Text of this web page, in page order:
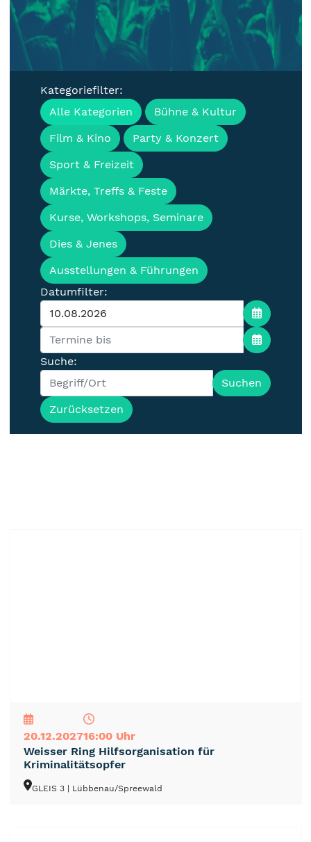
Veranstaltungen, Termine &
Events für die Lausitz
Kategoriefilter:
Alle Kategorien
Bühne & Kultur
Film & Kino
Party & Konzert
Sport & Freizeit
Märkte, Treffs & Feste
Kurse, Workshops, Seminare
Dies & Jenes
Ausstellungen & Führungen
Datumfilter:
Suche:
Suchen
Zurücksetzen
20.12.202716:00 Uhr
Weisser Ring Hilfsorganisation für
Kriminalitätsopfer
GLEIS 3 | Lübbenau/Spreewald